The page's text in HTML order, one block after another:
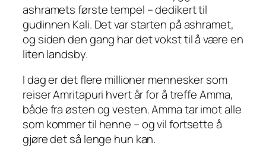
ashramets første tempel – dedikert til
gudinnen Kali. Det var starten på ashramet,
og siden den gang har det vokst til å være en
liten landsby.
I dag er det flere millioner mennesker som
reiser Amritapuri hvert år for å treffe Amma,
både fra østen og vesten. Amma tar imot alle
som kommer til henne – og vil fortsette å
gjøre det så lenge hun kan.